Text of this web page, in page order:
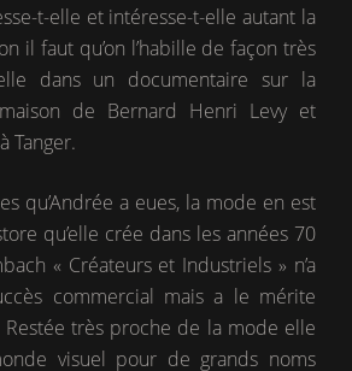
t-elle et intéresse-t-elle autant la
il faut qu’on l’habille de façon très
dans un documentaire sur la
de Bernard Henri Levy et
Tanger.
qu’Andrée a eues, la mode en est
qu’elle crée dans les années 70
« Créateurs et Industriels » n’a
commercial mais a le mérite
Restée très proche de la mode elle
visuel pour de grands noms